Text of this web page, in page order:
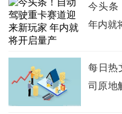
今头条
年内就
每日热
司原地